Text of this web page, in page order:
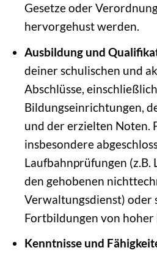
Gesetze oder
hervorgehust werden.
Ausbildung und
deiner schulischen und
Abschlüsse,
Bildungseinrichtungen,
und der erzielten Noten.
insbesondere
Laufbahnprüfungen
den gehobenen
Verwaltungsdienst) oder
Fortbildungen von hoher
Kenntnisse und